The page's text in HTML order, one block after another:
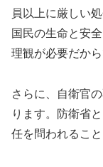
員以上に厳しい
国民の生命と安
理観が必要だから
さらに、自衛官
ります。防衛省
任を問われること